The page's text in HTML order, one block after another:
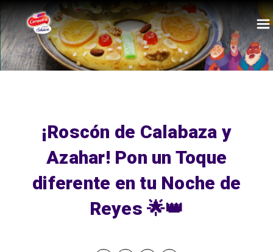
Pasar al contenido principal
¡Roscón de Calabaza y
Azahar! Pon un Toque
diferente en tu Noche de
Reyes 🌟👑